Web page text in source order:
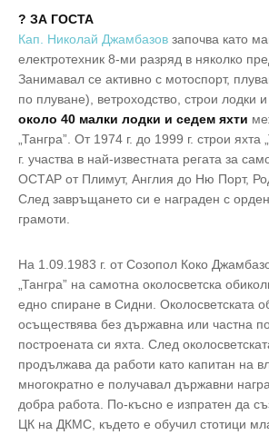
? ЗА ГОСТА
Кап. Николай Джамбазов започва като
електротехник 8-ми разряд в няколко
Занимавал се активно с мотоспорт,
по плуване), ветроходство, строи лодки и
около 40 малки лодки и седем яхти
„Тангра”. От 1974 г. до 1999 г. строи яхта
г. участва в най-известната регата за
ОСТАР от Плимут, Англия до Ню Порт,
След завръщането си е награден с
грамоти.
На 1.09.1983 г. от Созопол Коко
„Тангра” на самотна околосветска
едно спиране в Сидни. Околосветската
осъществява без държавна или частна
построената си яхта. След
продължава да работи като капитан на
многократно е получавал държавни
добра работа. По-късно е изпратен да
ЦК на ДКМС, където е обучил стотици